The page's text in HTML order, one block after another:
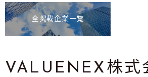
全掲載企業一覧
VALUENEX株式